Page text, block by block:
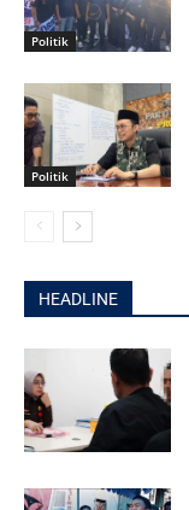
Politik
Politik
HEADLINE